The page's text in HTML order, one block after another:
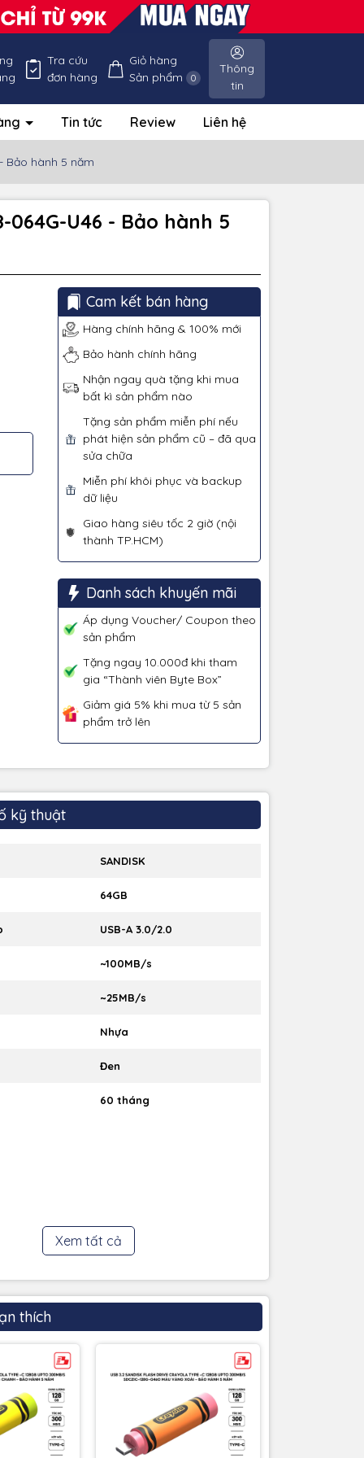
Tra cứu
đơn hàng
Giỏ hàng
Sản phẩm 0
Thông
tin
Tin tức Review Liên hệ
Bảo hành 5 năm
064G-U46 - Bảo hành 5
Cam kết bán hàng
Hàng chính hãng & 100% mới
Bảo hành chính hãng
Nhận ngay quà tặng khi mua
bất kì sản phẩm nào
Tặng sản phẩm miễn phí nếu
phát hiện sản phẩm cũ – đã qua
sửa chữa
Miễn phí khôi phục và backup
dữ liệu
Giao hàng siêu tốc 2 giờ (nội
thành TP.HCM)
Danh sách khuyến mãi
Áp dụng Voucher/ Coupon theo
sản phẩm
Tặng ngay 10.000đ khi tham
gia “Thành viên Byte Box”
Giảm giá 5% khi mua từ 5 sản
phẩm trở lên
kỹ thuật
SANDISK
64GB
USB-A 3.0/2.0
~100MB/s
~25MB/s
Nhựa
Đen
60 tháng
Xem tất cả
thích